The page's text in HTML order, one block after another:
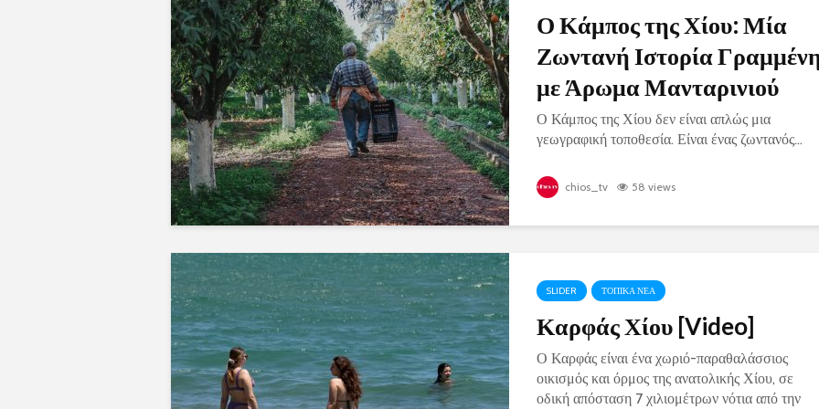
Ο Κάμπος της Χίου: Μία
Ζωντανή Ιστορία
με Άρωμα Μανταρινιού
Ο Κάμπος της Χίου δεν είναι απλώς μια
γεωγραφική τοποθεσία. Είναι ένας ζωντανός...
chios_tv 58 views
SLIDER ΤΟΠΙΚΑ ΝΕΑ
Καρφάς Χίου [Video]
Ο Καρφάς είναι ένα χωριό-παραθαλάσσιος
οικισμός και όρμος της ανατολικής Χίου, σε
οδική απόσταση 7 χιλιομέτρων νότια από την